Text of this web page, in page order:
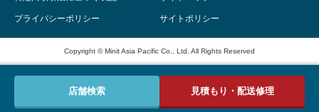
プライバシーポリシー サイトポリシー
Copyright © Minit Asia Pacific Co., Ltd. All Rights Reserved
店舗検索 見積もり・配送修理